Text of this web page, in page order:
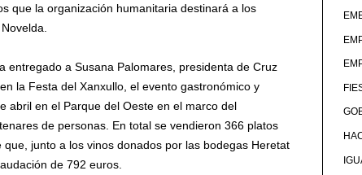
que la organización humanitaria destinará a los
entregado a Susana Palomares, presidenta de Cruz
la Festa del Xanxullo, el evento gastronómico y
abril en el Parque del Oeste en el marco del
de personas. En total se vendieron 366 platos
junto a los vinos donados por las bodegas Heretat
de 792 euros.